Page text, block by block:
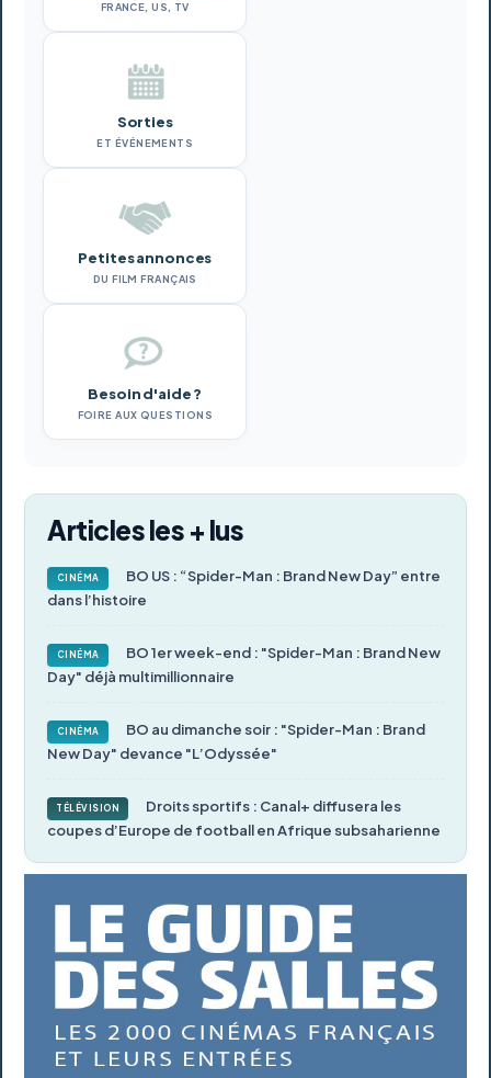
FRANCE, US, TV
Sorties
ET ÉVÉNEMENTS
Petites annonces
DU FILM FRANÇAIS
Besoin d'aide ?
FOIRE AUX QUESTIONS
Articles les + lus
CINÉMA
BO US : “Spider-Man : Brand New Day” entre
dans l’histoire
CINÉMA
BO 1er week-end : "Spider-Man : Brand New
Day" déjà multimillionnaire
CINÉMA
BO au dimanche soir : "Spider-Man : Brand
New Day" devance "L’Odyssée"
TÉLÉVISION
Droits sportifs : Canal+ diffusera les
coupes d’Europe de football en Afrique subsaharienne